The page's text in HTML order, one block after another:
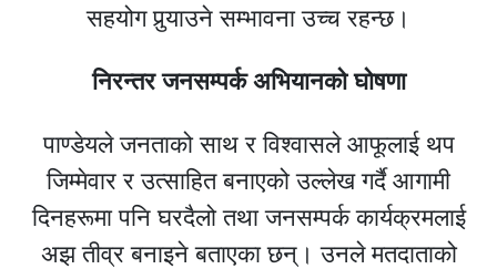
सहयोग पुर्‍याउने सम्भावना उच्च रहन्छ।
निरन्तर जनसम्पर्क अभियानको घोषणा
पाण्डेयले जनताको साथ र विश्वासले आफूलाई थप
जिम्मेवार र उत्साहित बनाएको उल्लेख गर्दै आगामी
दिनहरूमा पनि घरदैलो तथा जनसम्पर्क कार्यक्रमलाई
अझ तीव्र बनाइने बताएका छन्। उनले मतदाताको